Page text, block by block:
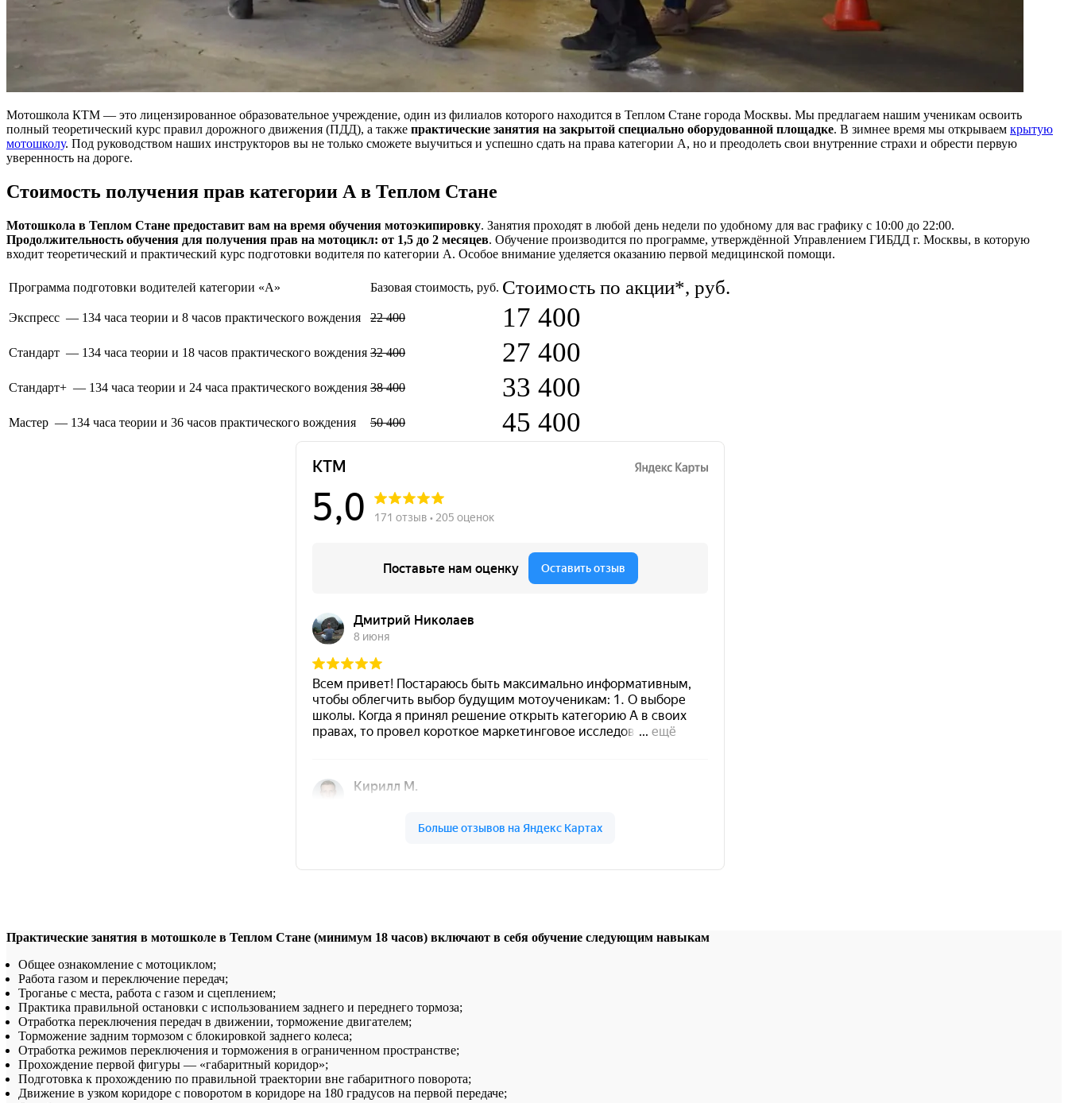
Мотошкола КТМ — это лицензированное образовательное учреждение, один из филиалов которого находится в Теплом Стане города Москвы. Мы предлагаем нашим ученикам освоить
полный теоретический курс правил дорожного движения (ПДД), а также практические занятия на закрытой специально оборудованной площадке. В зимнее время мы открываем крытую
мотошколу. Под руководством наших инструкторов вы не только сможете выучиться и успешно сдать на права категории А, но и преодолеть свои внутренние страхи и обрести первую
уверенность на дороге.
Стоимость получения прав категории А в Теплом Стане
Мотошкола в Теплом Стане предоставит вам на время обучения мотоэкипировку. Занятия проходят в любой день недели по удобному для вас графику с 10:00 до 22:00.
Продолжительность обучения для получения прав на мотоцикл: от 1,5 до 2 месяцев. Обучение производится по программе, утверждённой Управлением ГИБДД г. Москвы, в которую
входит теоретический и практический курс подготовки водителя по категории А. Особое внимание уделяется оказанию первой медицинской помощи.
Программа подготовки водителей категории «А» Базовая стоимость, руб. Стоимость по акции*, руб.
Экспресс — 134 часа теории и 8 часов практического вождения 22 400 17 400
Стандарт — 134 часа теории и 18 часов практического вождения 32 400 27 400
Стандарт+ — 134 часа теории и 24 часа практического вождения 38 400 33 400
Мастер — 134 часа теории и 36 часов практического вождения 50 400 45 400
Практические занятия в мотошколе в Теплом Стане (минимум 18 часов) включают в себя обучение следующим навыкам
Общее ознакомление с мотоциклом;
Работа газом и переключение передач;
Троганье с места, работа с газом и сцеплением;
Практика правильной остановки с использованием заднего и переднего тормоза;
Отработка переключения передач в движении, торможение двигателем;
Торможение задним тормозом с блокировкой заднего колеса;
Отработка режимов переключения и торможения в ограниченном пространстве;
Прохождение первой фигуры — «габаритный коридор»;
Подготовка к прохождению по правильной траектории вне габаритного поворота;
Движение в узком коридоре с поворотом в коридоре на 180 градусов на первой передаче;